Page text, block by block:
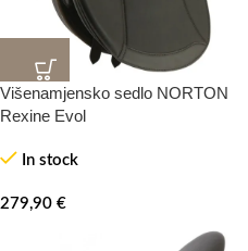
Višenamjensko sedlo NORTON
Rexine Evol
In stock
279,90 €